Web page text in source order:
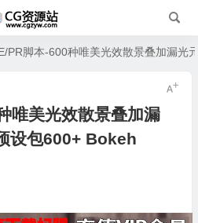
PR脚本-600种唯美光效散景叠加漏光
唯美光效散景叠加漏
设包600+ Bokeh